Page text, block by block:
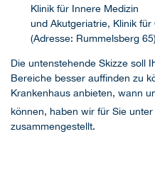
Klinik für Innere Medizin
und Akutgeriatrie, Klinik
(Adresse: Rummelsberg 65)
Die untenstehende Skizze soll
Bereiche besser auffinden zu
Krankenhaus anbieten, wann
können, haben wir für Sie unter
zusammengestellt.